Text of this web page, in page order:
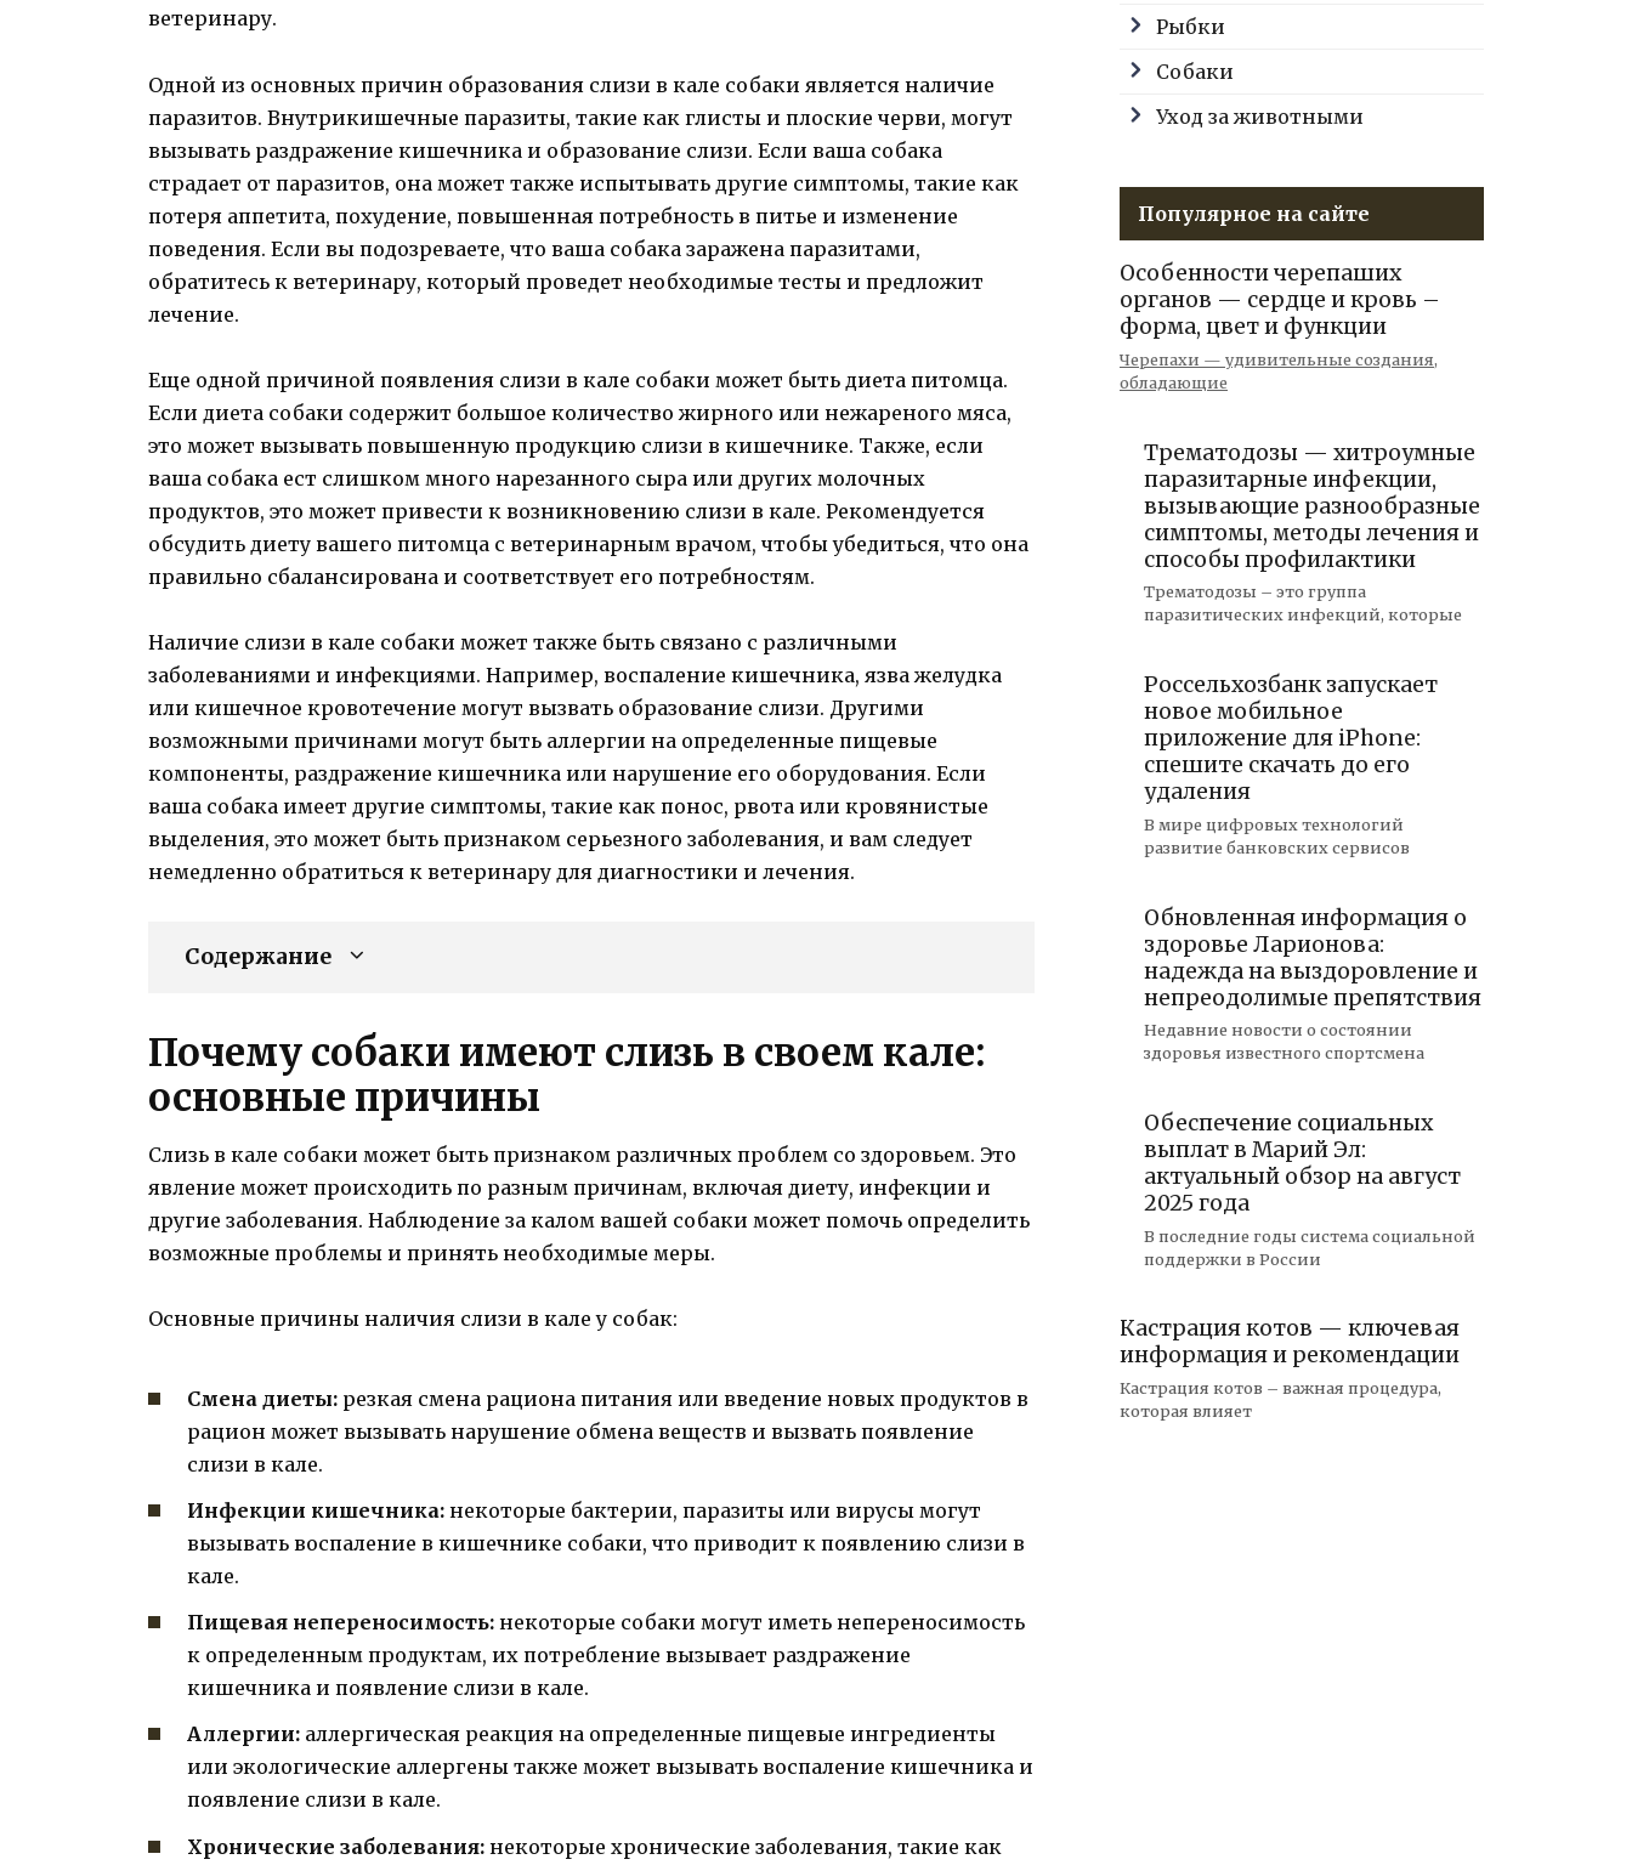
ветеринару.
Одной из основных причин образования слизи в кале собаки является наличие
паразитов. Внутрикишечные паразиты, такие как глисты и плоские черви, могут
вызывать раздражение кишечника и образование слизи. Если ваша собака
страдает от паразитов, она может также испытывать другие симптомы, такие как
потеря аппетита, похудение, повышенная потребность в питье и изменение
поведения. Если вы подозреваете, что ваша собака заражена паразитами,
обратитесь к ветеринару, который проведет необходимые тесты и предложит
лечение.
Еще одной причиной появления слизи в кале собаки может быть диета питомца.
Если диета собаки содержит большое количество жирного или нежареного мяса,
это может вызывать повышенную продукцию слизи в кишечнике. Также, если
ваша собака ест слишком много нарезанного сыра или других молочных
продуктов, это может привести к возникновению слизи в кале. Рекомендуется
обсудить диету вашего питомца с ветеринарным врачом, чтобы убедиться, что она
правильно сбалансирована и соответствует его потребностям.
Наличие слизи в кале собаки может также быть связано с различными
заболеваниями и инфекциями. Например, воспаление кишечника, язва желудка
или кишечное кровотечение могут вызвать образование слизи. Другими
возможными причинами могут быть аллергии на определенные пищевые
компоненты, раздражение кишечника или нарушение его оборудования. Если
ваша собака имеет другие симптомы, такие как понос, рвота или кровянистые
выделения, это может быть признаком серьезного заболевания, и вам следует
немедленно обратиться к ветеринару для диагностики и лечения.
Содержание
Почему собаки имеют слизь в своем кале:
основные причины
Слизь в кале собаки может быть признаком различных проблем со здоровьем. Это
явление может происходить по разным причинам, включая диету, инфекции и
другие заболевания. Наблюдение за калом вашей собаки может помочь определить
возможные проблемы и принять необходимые меры.
Основные причины наличия слизи в кале у собак:
Смена диеты: резкая смена рациона питания или введение новых продуктов в
рацион может вызывать нарушение обмена веществ и вызвать появление
слизи в кале.
Инфекции кишечника: некоторые бактерии, паразиты или вирусы могут
вызывать воспаление в кишечнике собаки, что приводит к появлению слизи в
кале.
Пищевая непереносимость: некоторые собаки могут иметь непереносимость
к определенным продуктам, их потребление вызывает раздражение
кишечника и появление слизи в кале.
Аллергии: аллергическая реакция на определенные пищевые ингредиенты
или экологические аллергены также может вызывать воспаление кишечника и
появление слизи в кале.
Хронические заболевания: некоторые хронические заболевания, такие как
Рыбки
Собаки
Уход за животными
Популярное на сайте
Особенности черепаших
органов — сердце и кровь –
форма, цвет и функции
Черепахи — удивительные создания,
обладающие
Трематодозы — хитроумные
паразитарные инфекции,
вызывающие разнообразные
симптомы, методы лечения и
способы профилактики
Трематодозы – это группа
паразитических инфекций, которые
Россельхозбанк запускает
новое мобильное
приложение для iPhone:
спешите скачать до его
удаления
В мире цифровых технологий
развитие банковских сервисов
Обновленная информация о
здоровье Ларионова:
надежда на выздоровление и
непреодолимые препятствия
Недавние новости о состоянии
здоровья известного спортсмена
Обеспечение социальных
выплат в Марий Эл:
актуальный обзор на август
2025 года
В последние годы система социальной
поддержки в России
Кастрация котов — ключевая
информация и рекомендации
Кастрация котов – важная процедура,
которая влияет